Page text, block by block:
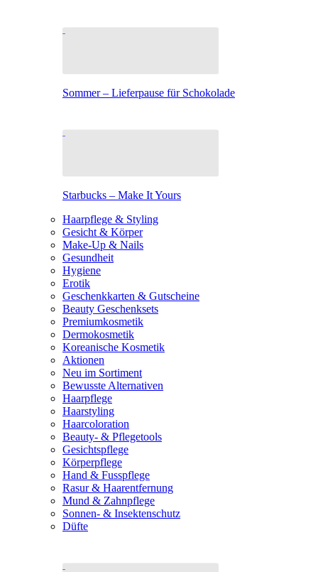
Sommer – Lieferpause für Schokolade
Starbucks – Make It Yours
Haarpflege & Styling
Gesicht & Körper
Make-Up & Nails
Gesundheit
Hygiene
Erotik
Geschenkkarten & Gutscheine
Beauty Geschenksets
Premiumkosmetik
Dermokosmetik
Koreanische Kosmetik
Aktionen
Neu im Sortiment
Bewusste Alternativen
Haarpflege
Haarstyling
Haarcoloration
Beauty- & Pflegetools
Gesichtspflege
Körperpflege
Hand & Fusspflege
Rasur & Haarentfernung
Mund & Zahnpflege
Sonnen- & Insektenschutz
Düfte